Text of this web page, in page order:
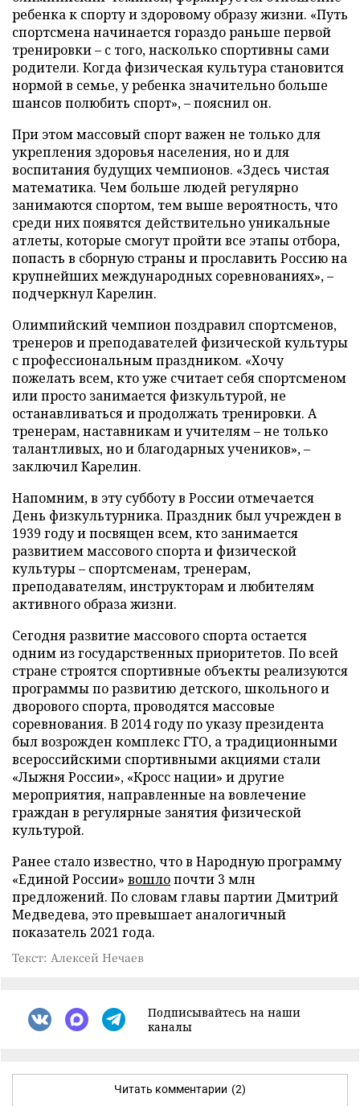
ребенка к спорту и здоровому образу жизни. «Путь
спортсмена начинается гораздо раньше первой
тренировки – с того, насколько спортивны сами
родители. Когда физическая культура становится
нормой в семье, у ребенка значительно больше
шансов полюбить спорт», – пояснил он.
При этом массовый спорт важен не только для
укрепления здоровья населения, но и для
воспитания будущих чемпионов. «Здесь чистая
математика. Чем больше людей регулярно
занимаются спортом, тем выше вероятность, что
среди них появятся действительно уникальные
атлеты, которые смогут пройти все этапы отбора,
попасть в сборную страны и прославить Россию на
крупнейших международных соревнованиях», –
подчеркнул Карелин.
Олимпийский чемпион поздравил спортсменов,
тренеров и преподавателей физической культуры
с профессиональным праздником. «Хочу
пожелать всем, кто уже считает себя спортсменом
или просто занимается физкультурой, не
останавливаться и продолжать тренировки. А
тренерам, наставникам и учителям – не только
талантливых, но и благодарных учеников», –
заключил Карелин.
Напомним, в эту субботу в России отмечается
День физкультурника. Праздник был учрежден в
1939 году и посвящен всем, кто занимается
развитием массового спорта и физической
культуры – спортсменам, тренерам,
преподавателям, инструкторам и любителям
активного образа жизни.
Сегодня развитие массового спорта остается
одним из государственных приоритетов. По всей
стране строятся спортивные объекты реализуются
программы по развитию детского, школьного и
дворового спорта, проводятся массовые
соревнования. В 2014 году по указу президента
был возрожден комплекс ГТО, а традиционными
всероссийскими спортивными акциями стали
«Лыжня России», «Кросс нации» и другие
мероприятия, направленные на вовлечение
граждан в регулярные занятия физической
культурой.
Ранее стало известно, что в Народную программу
«Единой России» вошлопочти 3 млн
предложений. По словам главы партии Дмитрий
Медведева, это превышает аналогичный
показатель 2021 года.
Текст: Алексей Нечаев
Подписывайтесь на наши
каналы
Читать комментарии (2)